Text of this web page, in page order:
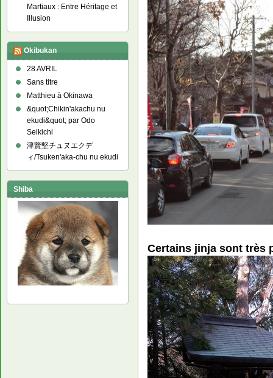
Certains jinja sont très
Martiaux : Entre Héritage et
Illusion
Okibukan
28 AVRIL
Sans titre
Matthieu à Okinawa
&quot;Chikin'akachu nu
ekudi&quot; par Odo
Seikichi
津賢堅チュヌエクデ
ィ/Tsuken'aka-chu nu ekudi
Shiba